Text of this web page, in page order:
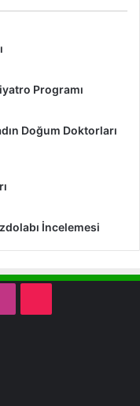
Programı
Doğum Doktorları
İncelemesi